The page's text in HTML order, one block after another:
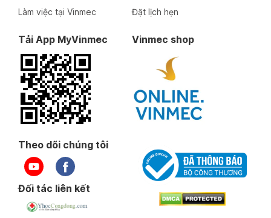
Làm việc tại Vinmec
Đặt lịch hẹn
Tải App MyVinmec Vinmec shop
Theo dõi chúng tôi
Đối tác liên kết